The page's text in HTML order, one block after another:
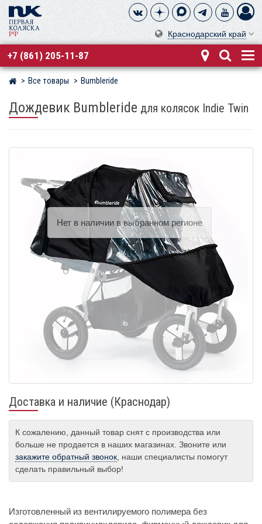
Краснодарский край
+7 (861) 205-11-87
Магазин детских колясок
Все товары Bumbleride
Дождевик Bumbleride для колясок Indie Twin
Доставка и наличие (Краснодар)
К сожалению, данный товар снят с производства или
больше не продается в наших магазинах. Звоните или
закажите обратный звонок , наши специалисты помогут
сделать правильный выбор!
Изготовленный из вентилируемого полимера без